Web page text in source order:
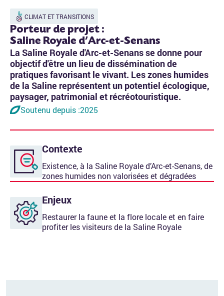
CLIMAT ET TRANSITIONS
Porteur de projet :
Saline Royale d'Arc-et-Senans
La Saline Royale d'Arc-et-Senans se donne pour
objectif d'être un lieu de dissémination de
pratiques favorisant le vivant. Les zones humides
de la Saline représentent un potentiel écologique,
paysager, patrimonial et récréotouristique.
Soutenu depuis :2025
Contexte
Existence, à la Saline Royale d’Arc-et-Senans, de
zones humides non valorisées et dégradées
Enjeux
Restaurer la faune et la flore locale et en faire
profiter les visiteurs de la Saline Royale